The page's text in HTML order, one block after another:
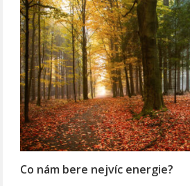
Co nám bere nejvíc energie?